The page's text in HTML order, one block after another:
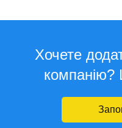
Хочете
компанію?